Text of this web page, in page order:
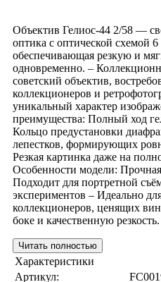
Объектив Гелиос-44 2/58 —
оптика с оптической схемой
обеспечивающая резкую и
одновременно. –
советский объектив,
коллекционеров и
уникальный характер
преимущества: Полный ход
Кольцо предустановки
лепестков, формирующих
Резкая картинка даже на
Особенности модели:
Подходит для портретной
экспериментов – Идеально
коллекционеров, ценящих
боке и качественную резкость.
Читать полностью
Характеристики
Артикул: